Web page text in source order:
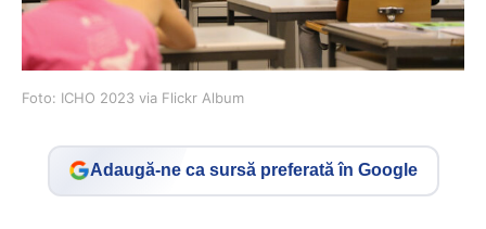
Foto: ICHO 2023 via Flickr Album
Adaugă-ne ca sursă preferată în Google